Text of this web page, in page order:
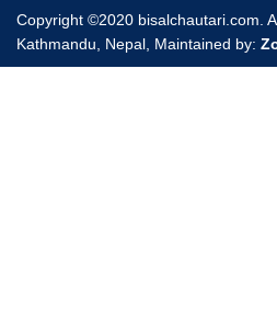
Copyright ©2020 bisalchautari.com.
Kathmandu, Nepal, Maintained by: